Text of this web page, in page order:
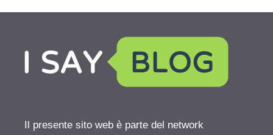
Il presente sito web è parte del network